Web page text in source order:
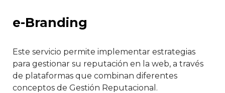
e-Branding
Este servicio permite implementar estrategias
para gestionar su reputación en la web, a través
de plataformas que combinan diferentes
conceptos de Gestión Reputacional.